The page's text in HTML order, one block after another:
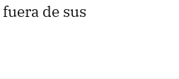
fuera de sus